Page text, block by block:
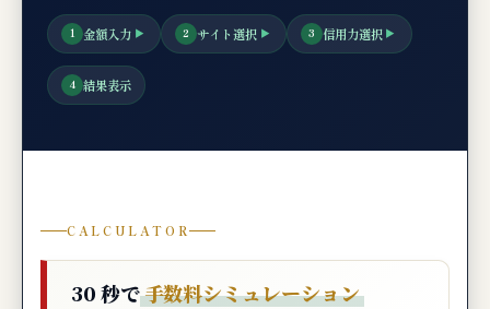
欠損金との関連
🧪 編集部の実機検証コメント（ビートレーデ
典型的な審査落ち理由（新設法人特有）
新設法人ファクタリング審査落ち時の次の一手
1 金額入力 ▶ 2 サイト選択 ▶ 3 信用力選択 ▶
4 結果表示
CALCULATOR
30 秒で手数料シミュレーション